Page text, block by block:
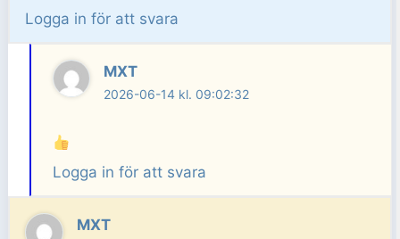
Logga in för att svara
MXT
2026-06-14 kl. 09:02:32
Logga in för att svara
MXT